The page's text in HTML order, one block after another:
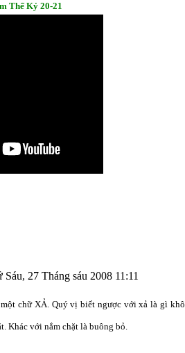
Thế Kỷ 20-21
27 Tháng sáu 2008 11:11
chữ XẢ. Quý vị biết ngược với xả là gì
Khác với nắm chặt là buông bỏ.